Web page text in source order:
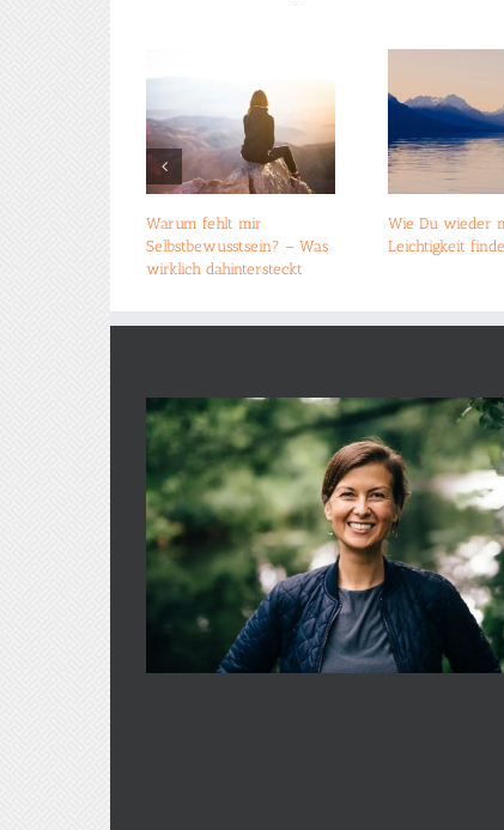
Warum fehlt mir
Selbstbewusstsein? – Was
wirklich dahintersteckt
Wie Du wieder
Leichtigkeit